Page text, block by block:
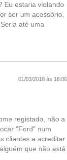
Eu estaria violando
ser um acessório,
até uma
01/03/2018 às 18:06
registado, não a
"Ford" num
clientes a acreditar
que não está